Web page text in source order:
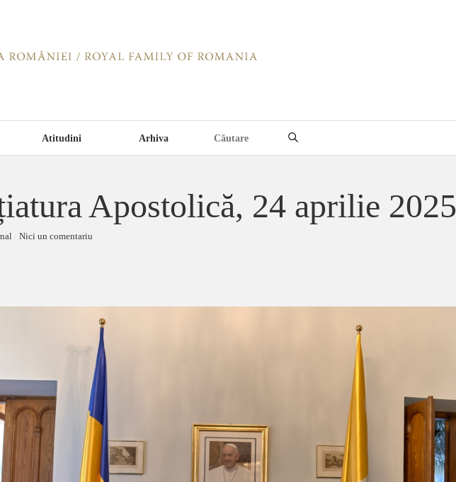
Atitudini Arhiva
Apostolică, 24 aprilie 2025
Nici un comentariu